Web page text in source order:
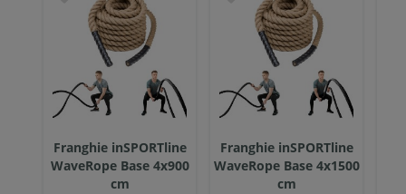
Franghie inSPORTline
WaveRope Base 4x900
cm
Franghie inSPORTline
WaveRope Base 4x1500
cm